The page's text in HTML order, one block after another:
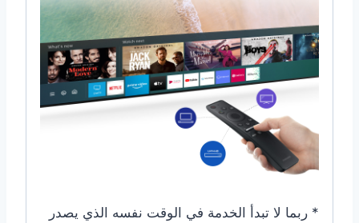
* ربما لا تبدأ الخدمة في الوقت نفسه الذي يصدر